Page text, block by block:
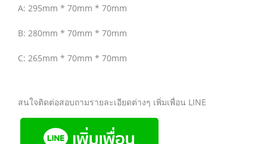
A: 295mm * 70mm * 70mm
B: 280mm * 70mm * 70mm
C: 265mm * 70mm * 70mm
สนใจติดต่อสอบถามรายละเอียดต่างๆ เพิ่มเพื่อน LINE